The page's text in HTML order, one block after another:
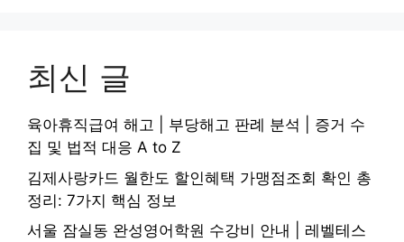
최신 글
육아휴직급여 해고 | 부당해고 판례 분석 | 증거 수
집 및 법적 대응 A to Z
김제사랑카드 월한도 할인혜택 가맹점조회 확인 총
정리: 7가지 핵심 정보
서울 잠실동 완성영어학원 수강비 안내 | 레벨테스